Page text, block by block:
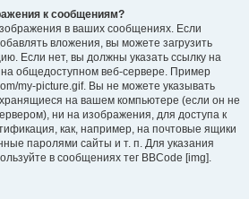
к сообщениям?
в ваших сообщениях. Если
вложения, вы можете загрузить
Если нет, вы должны указать ссылку на
общедоступном веб-сервере. Пример
my-picture.gif. Вы не можете указывать
на вашем компьютере (если он не
ни на изображения, для доступа к
как, например, на почтовые ящики
паролями сайты и т. п. Для указания
в сообщениях тег BBCode [img].